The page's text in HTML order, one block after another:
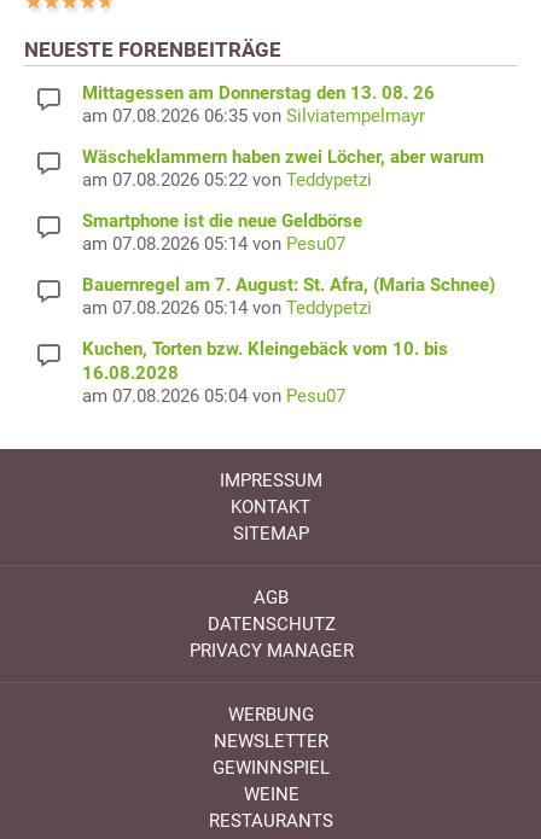
NEUESTE FORENBEITRÄGE
Mittagessen am Donnerstag den 13. 08. 26
am 07.08.2026 06:35 von Silviatempelmayr
Wäscheklammern haben zwei Löcher, aber warum
am 07.08.2026 05:22 von Teddypetzi
Smartphone ist die neue Geldbörse
am 07.08.2026 05:14 von Pesu07
Bauernregel am 7. August: St. Afra, (Maria Schnee)
am 07.08.2026 05:14 von Teddypetzi
Kuchen, Torten bzw. Kleingebäck vom 10. bis
16.08.2028
am 07.08.2026 05:04 von Pesu07
IMPRESSUM
KONTAKT
SITEMAP
AGB
DATENSCHUTZ
PRIVACY MANAGER
WERBUNG
NEWSLETTER
GEWINNSPIEL
WEINE
RESTAURANTS